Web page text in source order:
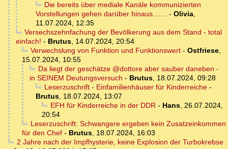
Die bereits über mediale Kanäle kommunizierten
Vorstellungen gehen darüber hinaus....... - Olivia,
11.07.2024, 12:35
Versechszehnfachung der Bevölkerung aus dem Stand - total
einfach! - Brutus, 14.07.2024, 20:54
Verwechslung von Funktion und Funktionswert- Ostfriese,
15.07.2024, 10:55
Da liegt der geschätze @dottore aber sauber daneben -
in SEINEM Deutungsversuch - Brutus, 18.07.2024, 09:28
Leserzuschrift - Einfamilienhäuser für Kinderreiche-
Brutus, 18.07.2024, 13:07
EFH für Kinderreiche in der DDR- Hans, 26.07.2024,
20:54
Leserzuschrift: Schwangere ergeben kein Zusatzeinkommen
für den Chef - Brutus, 18.07.2024, 16:03
2 Jahre nach der Impfhysterie, keine Explosion der Turbokrebse